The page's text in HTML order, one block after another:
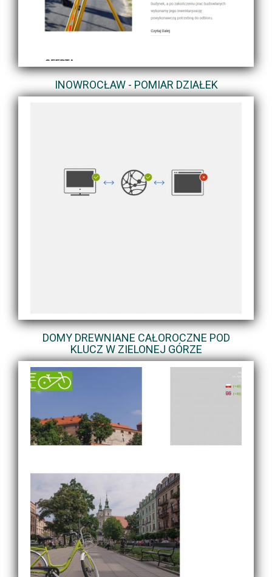
INOWROCŁAW - POMIAR DZIAŁEK
DOMY DREWNIANE CAŁOROCZNE POD
KLUCZ W ZIELONEJ GÓRZE